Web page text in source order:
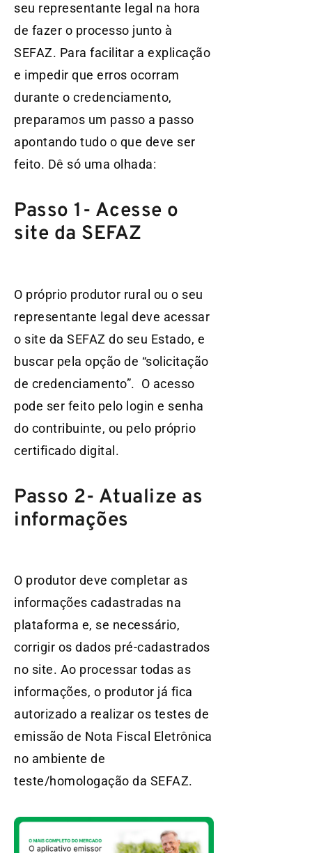
seu representante legal na hora
de fazer o processo junto à
SEFAZ. Para facilitar a explicação
e impedir que erros ocorram
durante o credenciamento,
preparamos um passo a passo
apontando tudo o que deve ser
feito. Dê só uma olhada:
Passo 1- Acesse o
site da SEFAZ
O próprio produtor rural ou o seu
representante legal deve acessar
o site da SEFAZ do seu Estado, e
buscar pela opção de “solicitação
de credenciamento”. O acesso
pode ser feito pelo login e senha
do contribuinte, ou pelo próprio
certificado digital.
Passo 2- Atualize as
informações
O produtor deve completar as
informações cadastradas na
plataforma e, se necessário,
corrigir os dados pré-cadastrados
no site. Ao processar todas as
informações, o produtor já fica
autorizado a realizar os testes de
emissão de Nota Fiscal Eletrônica
no ambiente de
teste/homologação da SEFAZ.